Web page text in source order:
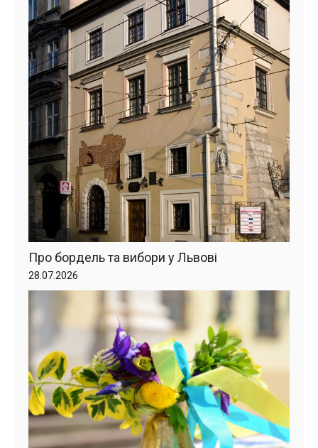
Про бордель та вибори у Львові
28.07.2026